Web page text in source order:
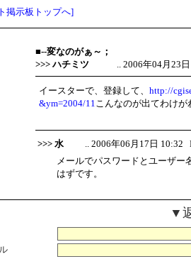
掲示板トップへ]
■--変なのがぁ～；
>>> ハチミツ
.. 2006年04月23日
イースターで、登録して、 http://
&ym=2004/11こんなのが出てわけ
>>> 水
.. 2006年06月17日 10:32
メールでパスワードとユーザ
はずです。
▼